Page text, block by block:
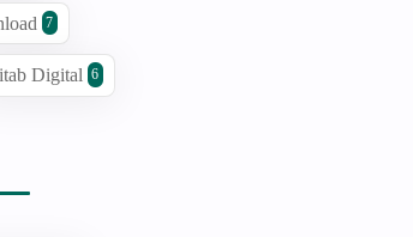
7
Digital 6